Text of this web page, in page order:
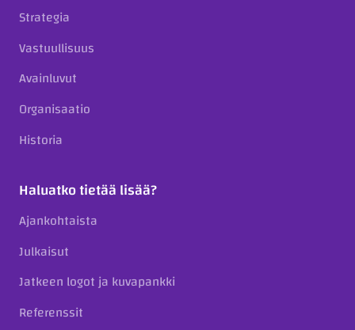
Strategia
Vastuullisuus
Avainluvut
Organisaatio
Historia
Haluatko tietää lisää?
Ajankohtaista
Julkaisut
Jatkeen logot ja kuvapankki
Referenssit